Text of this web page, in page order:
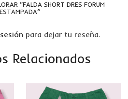
“FALDA SHORT DRES FORUM
ESTAMPADA”
para dejar tu reseña.
Relacionados